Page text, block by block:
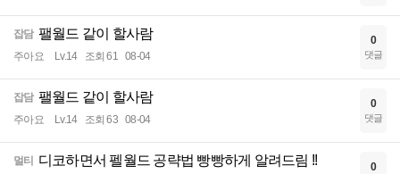
잡담 팰월드 같이 할사람
주아요 Lv.14 조회 61 08-04
0
댓글
잡담 팰월드 같이 할사람
주아요 Lv.14 조회 63 08-04
0
댓글
멀티 디코하면서 펠월드 공략법 빵빵하게 알려드림 !! 0